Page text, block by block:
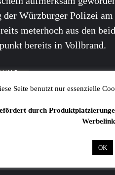
Würzburger Polizei
meterhoch aus den
bereits in Vollbrand.
interessieren:
Brand
Seite benutzt nur essenzielle
durch
OK